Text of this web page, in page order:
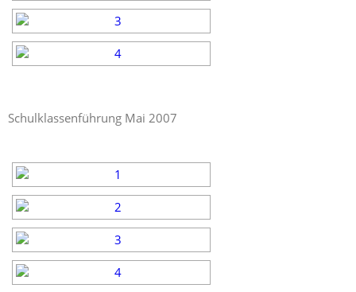
Schulklassenführung Mai 2007